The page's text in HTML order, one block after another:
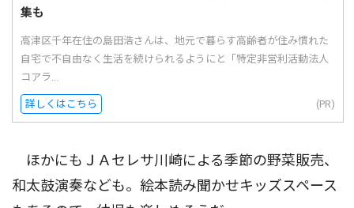
集も
高津区千年在住の島田浩さんは、地元で暮らす高齢者が住み慣れた
自宅で不自由なく生活を続けられるようにと「特定非営利活動法人
コアラ...
詳しくはこちら (PR)
ほかにもＪＡセレサ川崎による季節の野菜販売、
和太鼓演奏なども。絵本読み聞かせキッズスペース